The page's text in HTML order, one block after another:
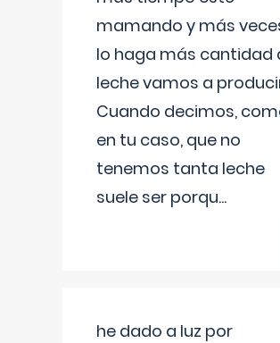
mamando y más
lo haga más cantidad
leche vamos a
Cuando decimos,
en tu caso, que no
tenemos tanta leche
suele ser porqu...
he dado a luz por